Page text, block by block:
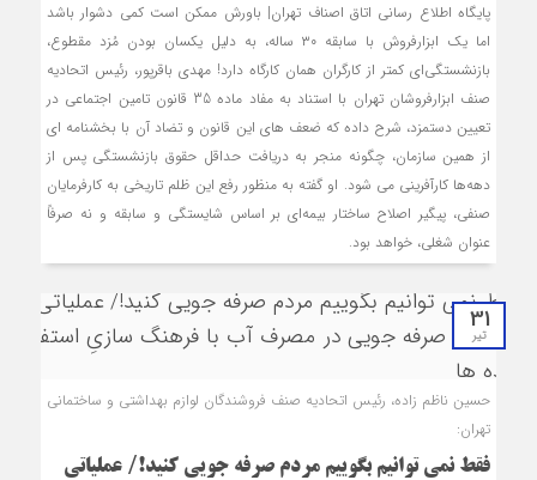
پایگاه اطلاع رسانی اتاق اصناف تهران| باورش ممکن است کمی دشوار باشد
اما یک ابزارفروش با سابقه ۳۰ ساله، به دلیل یکسان بودن مُزد مقطوع،
بازنشستگی‌ای کمتر از کارگران همان کارگاه دارد! مهدی باقرپور، رئیس اتحادیه
صنف ابزارفروشان تهران با استناد به مفاد ماده 35 قانون تامین اجتماعی در
تعیین دستمزد، شرح داده که ضعف های این قانون و تضاد آن با بخشنامه ای
از همین سازمان، چگونه منجر به دریافت حداقل حقوق بازنشستگی پس از
دهه‌ها کارآفرینی می شود. او گفته به منظور رفع این ظلم تاریخی به کارفرمایان
صنفی، پیگیر اصلاح ساختار بیمه‌ای بر اساس شایستگی و سابقه و نه صرفاً
عنوان شغلی، خواهد بود.
31
تیر
حسین ناظم زاده، رئیس اتحادیه صنف فروشندگان لوازم بهداشتی و ساختمانی
تهران:
فقط نمی توانیم بگوییم مردم صرفه جویی کنید!/ عملیاتی